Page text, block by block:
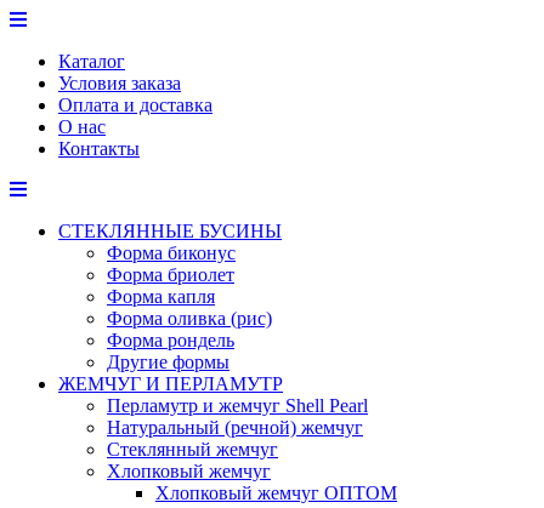
Перейти
содержимому
Каталог
Условия заказа
Оплата и доставка
О нас
Контакты
СТЕКЛЯННЫЕ БУСИНЫ
Форма биконус
Форма бриолет
Форма капля
Форма оливка (рис)
Форма рондель
Другие формы
ЖЕМЧУГ И ПЕРЛАМУТР
Перламутр и жемчуг Shell Pearl
Натуральный (речной) жемчуг
Стеклянный жемчуг
Хлопковый жемчуг
Хлопковый жемчуг ОПТОМ